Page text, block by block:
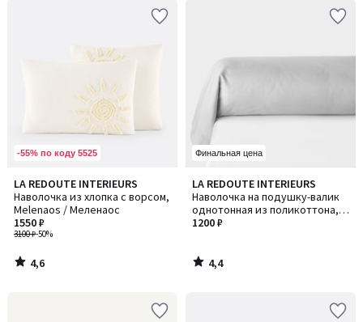
-55% по коду 5525
LA REDOUTE INTERIEURS
Наволочка из хлопка с ворсом,
Melenaos / Меленаос
3100 ₽-50%
1550 ₽
4,6
/ 5
4,6
/
Финальная цена
LA REDOUTE INTERIEURS
Наволочка на подушку-валик
однотонная из поликоттона,
Scenario / Сценарио
1200 ₽
4,4
/ 5
4,4
/